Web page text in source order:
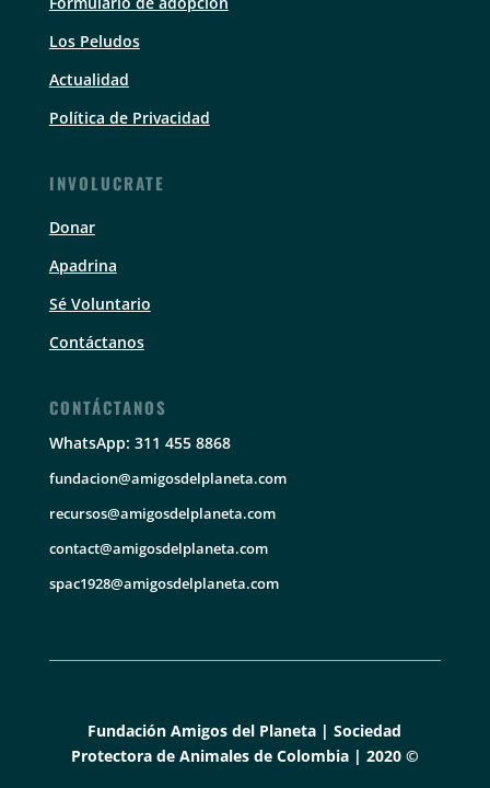
Los Peludos
Actualidad
Política de Privacidad
INVOLUCRATE
Donar
Apadrina
Sé Voluntario
Contáctanos
CONTÁCTANOS
WhatsApp: 311 455 8868
fundacion@amigosdelplaneta.com
recursos@amigosdelplaneta.com
contact@amigosdelplaneta.com
spac1928@amigosdelplaneta.com
Fundación Amigos del Planeta | Sociedad
Protectora de Animales de Colombia | 2020 ©